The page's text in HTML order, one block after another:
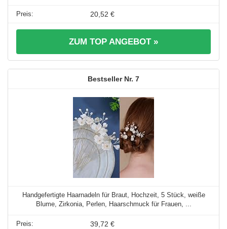
20,52 €
ZUM TOP ANGEBOT »
7
Handgefertigte Haarnadeln für Braut, Hochzeit, 5 Stück, weiße
Blume, Zirkonia, Perlen, Haarschmuck für Frauen, ...
39,72 €